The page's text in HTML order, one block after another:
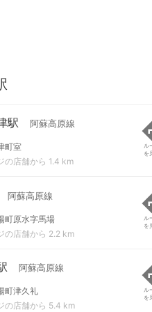
駅 阿蘇高原線
町室
の店舗から 1.4 km
ル
を
阿蘇高原線
町原水字馬場
の店舗から 2.2 km
ル
を
阿蘇高原線
町津久礼
の店舗から 5.4 km
ル
を